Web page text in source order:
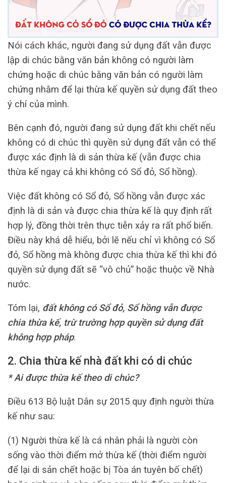
Nói cách khác, người đang sử dụng đất vẫn được
lập di chúc bằng văn bản không có người làm
chứng hoặc di chúc bằng văn bản có người làm
chứng nhằm để lại thừa kế quyền sử dụng đất theo
ý chí của mình.
Bên cạnh đó, người đang sử dụng đất khi chết nếu
không có di chúc thì quyền sử dụng đất vẫn có thể
được xác định là di sản thừa kế (vẫn được chia
thừa kế ngay cả khi không có Sổ đỏ, Sổ hồng).
Việc đất không có Sổ đỏ, Sổ hồng vẫn được xác
định là di sản và được chia thừa kế là quy định rất
hợp lý, đồng thời trên thực tiễn xảy ra rất phổ biến.
Điều này khá dễ hiểu, bởi lẽ nếu chỉ vì không có Sổ
đỏ, Sổ hồng mà không được chia thừa kế thì khi đó
quyền sử dụng đất sẽ “vô chủ” hoặc thuộc về Nhà
nước.
Tóm lại, đất không có Sổ đỏ, Sổ hồng vẫn được
chia thừa kế, trừ trường hợp quyền sử dụng đất
không hợp pháp.
2. Chia thừa kế nhà đất khi có di chúc
* Ai được thừa kế theo di chúc?
Điều 613 Bộ luật Dân sự 2015 quy định người thừa
kế như sau:
(1) Người thừa kế là cá nhân phải là người còn
sống vào thời điểm mở thừa kế (thời điểm người
để lại di sản chết hoặc bị Tòa án tuyên bố chết)